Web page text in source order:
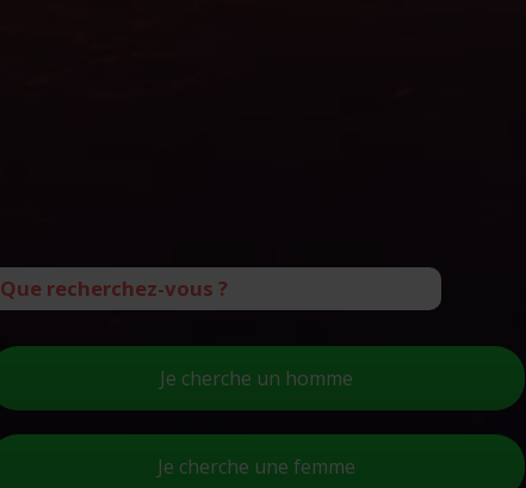
Que recherchez-vous ?
Je cherche un homme
Je cherche une femme